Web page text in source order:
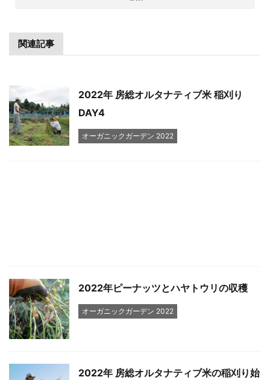
関連記事
2022年 房総オルタナティブ米 稲刈り
DAY4
オーガニックガーデン 2022
2022年ピーナッツとハヤトウリの収穫
オーガニックガーデン 2022
2022年 房総オルタナティブ米の稲刈り始